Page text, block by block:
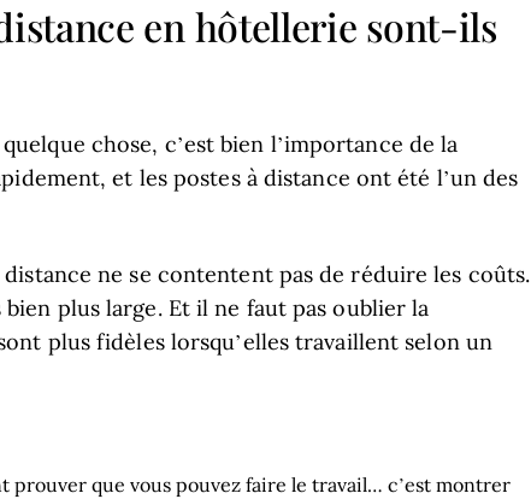
en hôtellerie sont-ils
chose, c’est bien l’importance de la
et les postes à distance ont été l’un des
ne se contentent pas de réduire les coûts.
plus large. Et il ne faut pas oublier la
plus fidèles lorsqu’elles travaillent selon un
prouver que vous pouvez faire le travail… c’est montrer